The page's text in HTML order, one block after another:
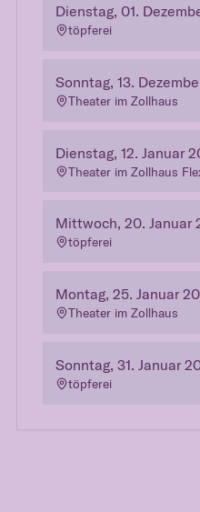
Dienstag, 01.
töpferei
Sonntag, 13.
Theater im Zollhaus
Dienstag, 12. Januar
Theater im Zollhaus
Mittwoch, 20. Januar
töpferei
Montag, 25. Januar
Theater im Zollhaus
Sonntag, 31. Januar
töpferei